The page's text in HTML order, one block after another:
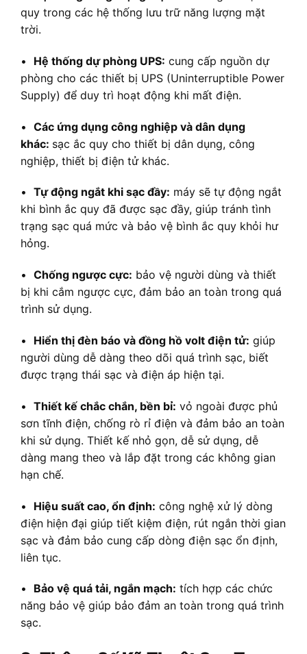
quy trong các hệ thống lưu trữ năng lượng mặt
trời.
• Hệ thống dự phòng UPS: cung cấp nguồn dự
phòng cho các thiết bị UPS (Uninterruptible Power
Supply) để duy trì hoạt động khi mất điện.
• Các ứng dụng công nghiệp và dân dụng
khác: sạc ắc quy cho thiết bị dân dụng, công
nghiệp, thiết bị điện tử khác.
• Tự động ngắt khi sạc đầy: máy sẽ tự động ngắt
khi bình ắc quy đã được sạc đầy, giúp tránh tình
trạng sạc quá mức và bảo vệ bình ắc quy khỏi hư
hỏng.
• Chống ngược cực: bảo vệ người dùng và thiết
bị khi cắm ngược cực, đảm bảo an toàn trong quá
trình sử dụng.
• Hiển thị đèn báo và đồng hồ volt điện tử: giúp
người dùng dễ dàng theo dõi quá trình sạc, biết
được trạng thái sạc và điện áp hiện tại.
• Thiết kế chắc chắn, bền bỉ: vỏ ngoài được phủ
sơn tĩnh điện, chống rò rỉ điện và đảm bảo an toàn
khi sử dụng. Thiết kế nhỏ gọn, dễ sử dụng, dễ
dàng mang theo và lắp đặt trong các không gian
hạn chế.
• Hiệu suất cao, ổn định: công nghệ xử lý dòng
điện hiện đại giúp tiết kiệm điện, rút ngắn thời gian
sạc và đảm bảo cung cấp dòng điện sạc ổn định,
liên tục.
• Bảo vệ quá tải, ngắn mạch: tích hợp các chức
năng bảo vệ giúp bảo đảm an toàn trong quá trình
sạc.